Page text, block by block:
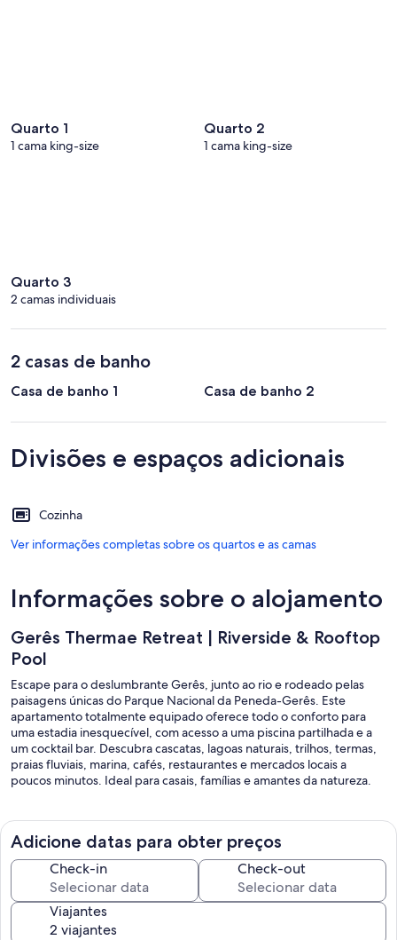
Quarto 1
1 cama king-size
Quarto 2
1 cama king-size
Quarto 3
2 camas individuais
2 casas de banho
Casa de banho 1 Casa de banho 2
Divisões e espaços adicionais
Cozinha
Ver informações completas sobre os quartos e as camas
Informações sobre o alojamento
Gerês Thermae Retreat | Riverside & Rooftop
Pool
Escape para o deslumbrante Gerês, junto ao rio e rodeado pelas
paisagens únicas do Parque Nacional da Peneda-Gerês. Este
apartamento totalmente equipado oferece todo o conforto para
uma estadia inesquecível, com acesso a uma piscina partilhada e a
um cocktail bar. Descubra cascatas, lagoas naturais, trilhos, termas,
praias fluviais, marina, cafés, restaurantes e mercados locais a
poucos minutos. Ideal para casais, famílias e amantes da natureza.
Adicione datas para obter preços
Check-in Check-out
Viajantes